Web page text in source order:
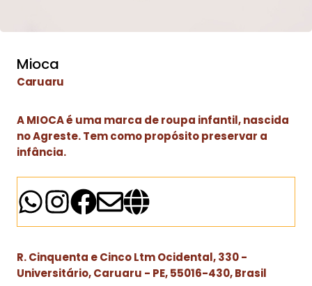
Mioca
Caruaru
A MIOCA é uma marca de roupa infantil, nascida
no Agreste. Tem como propósito preservar a
infância.
R. Cinquenta e Cinco Ltm Ocidental, 330 -
Universitário, Caruaru - PE, 55016-430, Brasil